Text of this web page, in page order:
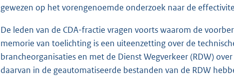
gewezen op het vorengenoemde onderzoek naar de
De leden van de CDA-fractie vragen voorts waarom de
memorie van toelichting is een uiteenzetting over de
brancheorganisaties en met de Dienst Wegverkeer (RDW)
daarvan in de geautomatiseerde bestanden van de RDW